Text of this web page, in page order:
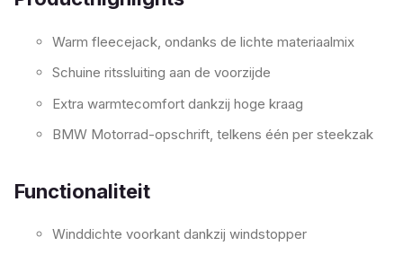
Warm fleecejack, ondanks de lichte materiaalmix
Schuine ritssluiting aan de voorzijde
Extra warmtecomfort dankzij hoge kraag
BMW Motorrad-opschrift, telkens één per steekzak
Functionaliteit
Winddichte voorkant dankzij windstopper